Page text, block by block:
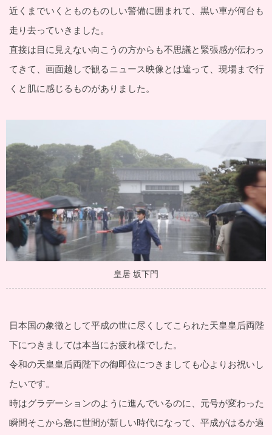
近くまでいくとものものしい警備に囲まれて、黒い車が何台も
走り去っていきました。
直接は目に見えない向こうの方からも不思議と緊張感が伝わっ
てきて、画面越しで観るニュース映像とは違って、現場まで行
くと肌に感じるものがありました。
皇居 坂下門
日本国の象徴として平成の世に尽くしてこられた天皇皇后両陛
下につきましては本当にお疲れ様でした。
令和の天皇皇后両陛下の御即位につきましても心よりお祝いし
たいです。
時はグラデーションのように進んでいるのに、元号が変わった
瞬間そこから急に世間が新しい時代になって、平成がはるか過